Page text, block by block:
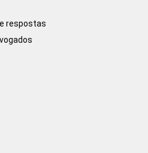
respostas